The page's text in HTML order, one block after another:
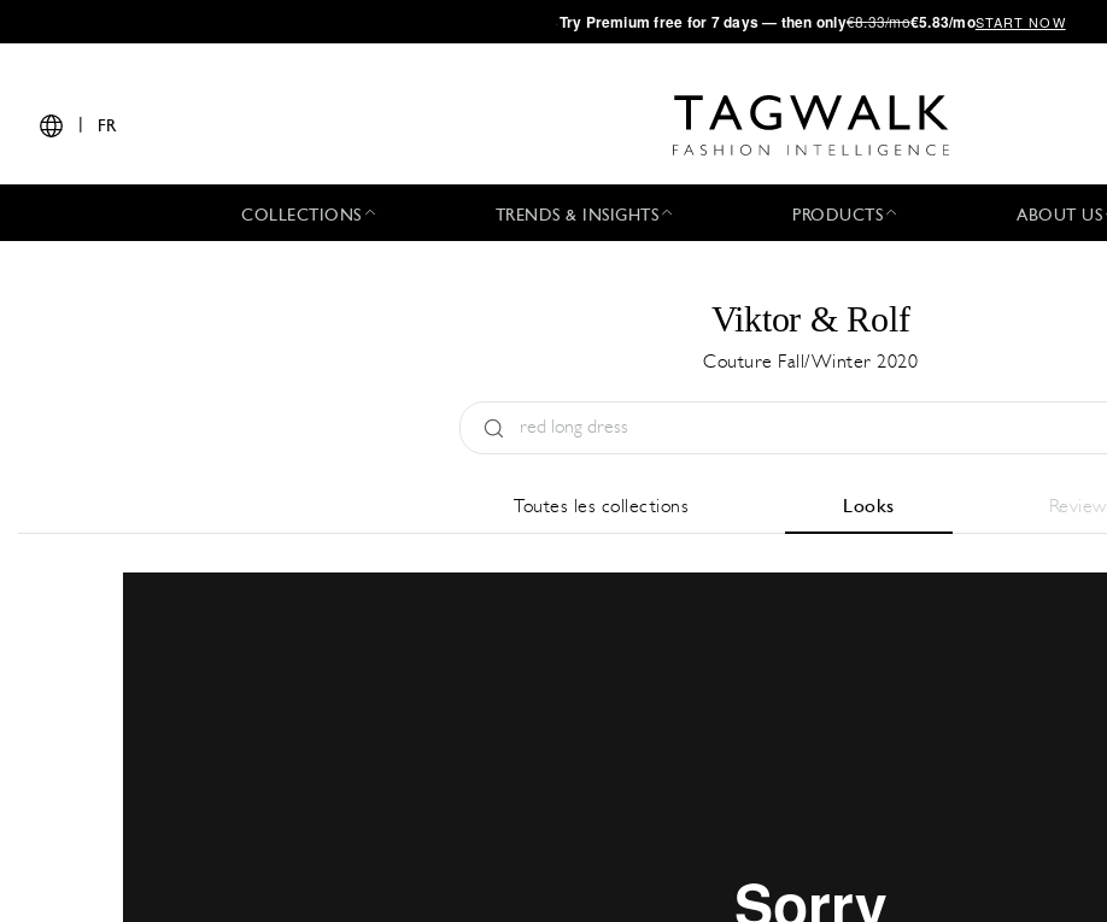
·Try Premium free for 7 days — then only€8.33/mo€5.83/moSTART NOW
FR
COLLECTIONS TRENDS & INSIGHTS PRODUCTS ABOUT US
Viktor & Rolf
Couture Fall/Winter 2020
Toutes les collections Looks Review